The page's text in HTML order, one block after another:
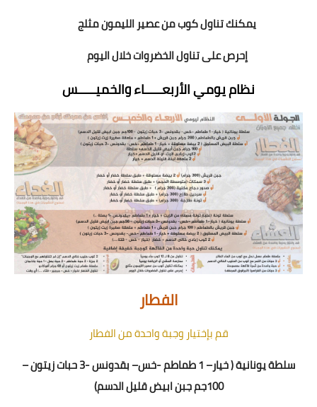
يمكنك تناول كوب من عصير الليمون مثلج
إحرص على تناول الخضروات خلال اليوم
نظام يومي الأربعـــــاء والخميـــــس
الفطار
قم بإختيار وجبة واحدة من الفطار
سلطة يونانية(خيار–1 طماطم -خس– بقدونس -3حبات زيتون –
100جم جبن ابيض قليل الدسم)